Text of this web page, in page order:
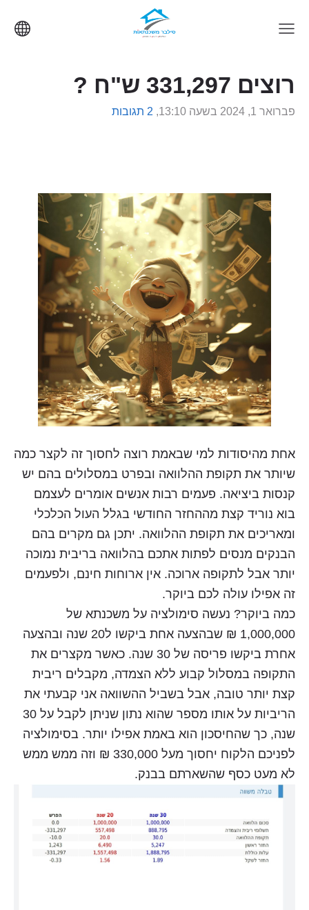
רוצים 331,297 ש"ח ?
פברואר 1, 2024 בשעה 13:10, 2 תגובות
אחת מהיסודות למי שבאמת רוצה לחסוך זה לקצר כמה
שיותר את תקופת ההלוואה ובפרט במסלולים בהם יש
קנסות ביציאה. פעמים רבות אנשים אומרים לעצמם
בוא נוריד קצת מההחזר החודשי בגלל העול הכלכלי
ומאריכים את תקופת ההלוואה. יתכן גם מקרים בהם
הבנקים מנסים לפתות אתכם בהלוואה בריבית נמוכה
יותר אבל לתקופה ארוכה. אין ארוחות חינם, ולפעמים
זה אפילו עולה לכם ביוקר.
כמה ביוקר? נעשה סימולציה על משכנתא של
1,000,000 ₪ שבהצעה אחת ביקשו ל20 שנה ובהצעה
אחרת ביקשו פריסה של 30 שנה. כאשר מקצרים את
התקופה במסלול קבוע ללא הצמדה, מקבלים ריבית
קצת יותר טובה, אבל בשביל ההשוואה אני קבעתי את
הריביות על אותו מספר שהוא נתון שניתן לקבל על 30
שנה, כך שהחיסכון הוא באמת אפילו יותר. בסימולציה
לפניכם הלקוח יחסוך מעל 330,000 ₪ וזה ממש ממש
לא מעט כסף שהשארתם בבנק.